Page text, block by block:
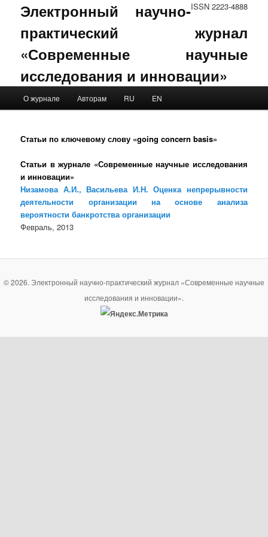
ISSN 2223-4888
Электронный научно-
практический журнал
«Современные научные
исследования и инновации»
Skip to primary content
Skip to secondary content
О журнале Авторам RU EN
Статьи по ключевому слову «going concern basis»
Статьи в журнале «Современные научные исследования
и инновации»
Низамова А.И., Васильева И.Н. Оценка непрерывности
деятельности организации на основе анализа
вероятности банкротства организации
Февраль, 2013
© 2026. Электронный научно-практический журнал «Современные научные
исследования и инновации».